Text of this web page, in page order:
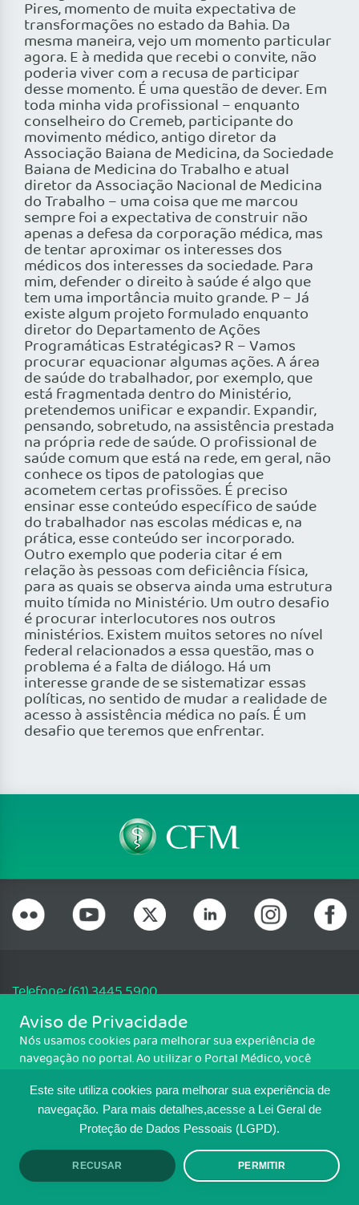
Este site utiliza cookies para melhorar sua experiência de
navegação. Para mais detalhes,acesse a Lei Geral de
Proteção de Dados Pessoais (LGPD).
RECUSAR PERMITIR
Pires, momento de muita expectativa de
transformações no estado da Bahia. Da
mesma maneira, vejo um momento particular
agora. E à medida que recebi o convite, não
poderia viver com a recusa de participar
desse momento. É uma questão de dever. Em
toda minha vida profissional – enquanto
conselheiro do Cremeb, participante do
movimento médico, antigo diretor da
Associação Baiana de Medicina, da Sociedade
Baiana de Medicina do Trabalho e atual
diretor da Associação Nacional de Medicina
do Trabalho – uma coisa que me marcou
sempre foi a expectativa de construir não
apenas a defesa da corporação médica, mas
de tentar aproximar os interesses dos
médicos dos interesses da sociedade. Para
mim, defender o direito à saúde é algo que
tem uma importância muito grande. P – Já
existe algum projeto formulado enquanto
diretor do Departamento de Ações
Programáticas Estratégicas? R – Vamos
procurar equacionar algumas ações. A área
de saúde do trabalhador, por exemplo, que
está fragmentada dentro do Ministério,
pretendemos unificar e expandir. Expandir,
pensando, sobretudo, na assistência prestada
na própria rede de saúde. O profissional de
saúde comum que está na rede, em geral, não
conhece os tipos de patologias que
acometem certas profissões. É preciso
ensinar esse conteúdo específico de saúde
do trabalhador nas escolas médicas e, na
prática, esse conteúdo ser incorporado.
Outro exemplo que poderia citar é em
relação às pessoas com deficiência física,
para as quais se observa ainda uma estrutura
muito tímida no Ministério. Um outro desafio
é procurar interlocutores nos outros
ministérios. Existem muitos setores no nível
federal relacionados a essa questão, mas o
problema é a falta de diálogo. Há um
interesse grande de se sistematizar essas
políticas, no sentido de mudar a realidade de
acesso à assistência médica no país. É um
desafio que teremos que enfrentar.
Telefone: (61) 3445 5900
Email: cfm@portalmedico.org.br
SGAS 616, Conjunto D, Lote 115, L2 Sul, Brasília/DF - CEP: 70200-760 -
CNPJ: 33.583.550/0001-30
MAPA DO SITE
TRANSPARÊNCIA E PRESTAÇÃO DE
CONTAS
Aviso de Privacidade
Nós usamos cookies para melhorar sua experiência de
navegação no portal. Ao utilizar o Portal Médico, você
Para ter mais informações sobre como isso é feito, acesse
Política de cookies. Se você concorda, clique em ACEITO.
ACEITO